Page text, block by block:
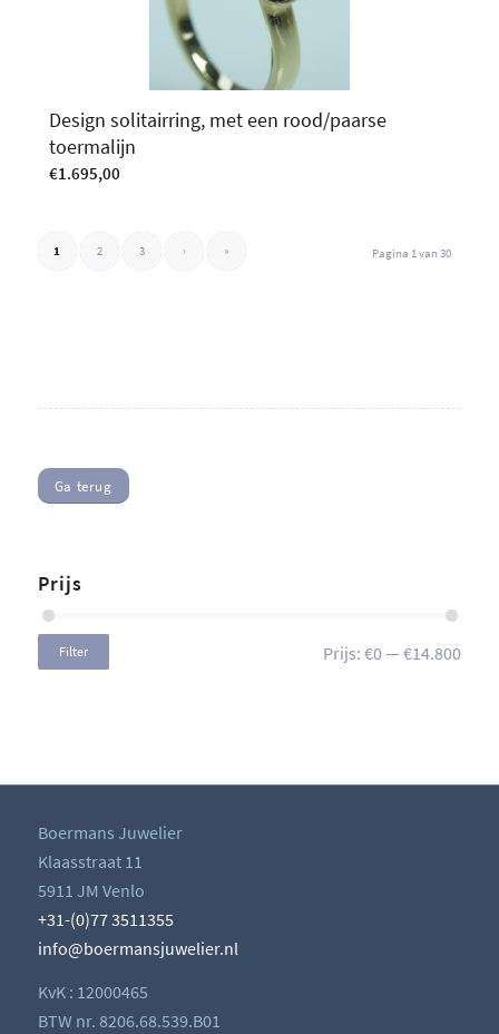
Design solitairring, met een rood/paarse
toermalijn
€1.695,00
Pagina 1 van 30
1 2 3 › »
Ga terug
Prijs
Filter Prijs:€0—€14.800
Boermans Juwelier
Klaasstraat 11
5911 JM Venlo
+31-(0)77 3511355
info@boermansjuwelier.nl
KvK : 12000465
BTW nr. 8206.68.539.B01